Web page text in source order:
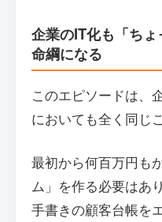
企業のIT化も「ち
命綱になる
このエピソードは、
においても全く同じ
最初から何百万円も
ム」を作る必要はあ
手書きの顧客台帳を